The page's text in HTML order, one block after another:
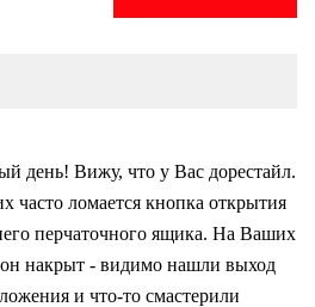
день! Вижу, что у Вас дорестайл.
часто ломается кнопка открытия
перчаточного ящика. На Ваших
накрыт - видимо нашли выход
и что-то смастерили